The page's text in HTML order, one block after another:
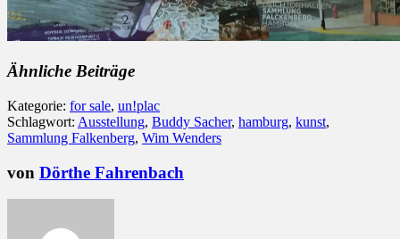
Ähnliche Beiträge
Kategorie: for sale, un!plac
Schlagwort: Ausstellung, Buddy Sacher, hamburg, kunst,
Sammlung Falkenberg, Wim Wenders
von Dörthe Fahrenbach